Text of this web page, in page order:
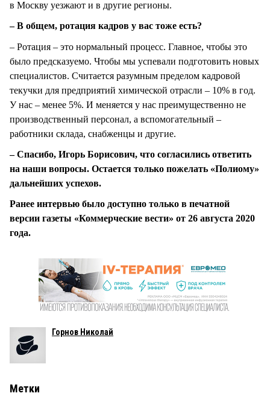
в Москву уезжают и в другие регионы.
– В общем, ротация кадров у вас тоже есть?
– Ротация – это нормальный процесс. Главное, чтобы это
было предсказуемо. Чтобы мы успевали подготовить новых
специалистов. Считается разумным пределом кадровой
текучки для предприятий химической отрасли – 10% в год.
У нас – менее 5%. И меняется у нас преимущественно не
производственный персонал, а вспомогательный –
работники склада, снабженцы и другие.
– Спасибо, Игорь Борисович, что согласились ответить
на наши вопросы. Остается только пожелать «Полиому»
дальнейших успехов.
Ранее интервью было доступно только в печатной
версии газеты «Коммерческие вести» от 26 августа 2020
года.
Горнов Николай
Метки